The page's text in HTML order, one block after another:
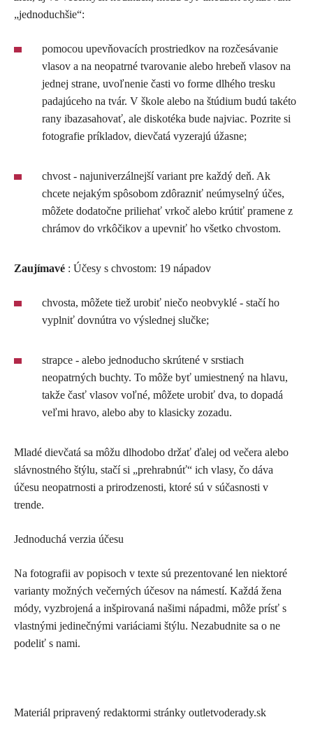
„jednoduchšie“:
pomocou upevňovacích prostriedkov na rozčesávanie
vlasov a na neopatrné tvarovanie alebo hrebeň vlasov na
jednej strane, uvoľnenie časti vo forme dlhého tresku
padajúceho na tvár. V škole alebo na štúdium budú takéto
rany ibazasahovať, ale diskotéka bude najviac. Pozrite si
fotografie príkladov, dievčatá vyzerajú úžasne;
chvost - najuniverzálnejší variant pre každý deň. Ak
chcete nejakým spôsobom zdôrazniť neúmyselný účes,
môžete dodatočne priliehať vrkoč alebo krútiť pramene z
chrámov do vrkôčikov a upevniť ho všetko chvostom.
Zaujímavé : Účesy s chvostom: 19 nápadov
chvosta, môžete tiež urobiť niečo neobvyklé - stačí ho
vyplniť dovnútra vo výslednej slučke;
strapce - alebo jednoducho skrútené v srstiach
neopatrných buchty. To môže byť umiestnený na hlavu,
takže časť vlasov voľné, môžete urobiť dva, to dopadá
veľmi hravo, alebo aby to klasicky zozadu.
Mladé dievčatá sa môžu dlhodobo držať ďalej od večera alebo
slávnostného štýlu, stačí si „prehrabnúť“ ich vlasy, čo dáva
účesu neopatrnosti a prirodzenosti, ktoré sú v súčasnosti v
trende.
Jednoduchá verzia účesu
Na fotografii av popisoch v texte sú prezentované len niektoré
varianty možných večerných účesov na námestí. Každá žena
módy, vyzbrojená a inšpirovaná našimi nápadmi, môže prísť s
vlastnými jedinečnými variáciami štýlu. Nezabudnite sa o ne
podeliť s nami.
Materiál pripravený redaktormi stránky outletvoderady.sk